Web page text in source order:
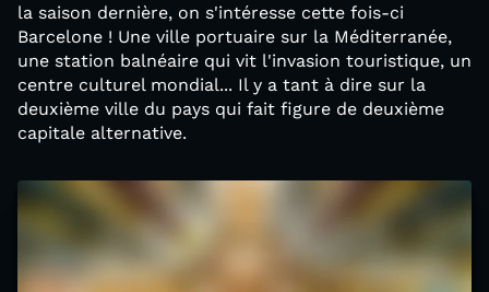
la saison dernière, on s'intéresse cette fois-ci
Barcelone ! Une ville portuaire sur la Méditerranée,
une station balnéaire qui vit l'invasion touristique, un
centre culturel mondial... Il y a tant à dire sur la
deuxième ville du pays qui fait figure de deuxième
capitale alternative.